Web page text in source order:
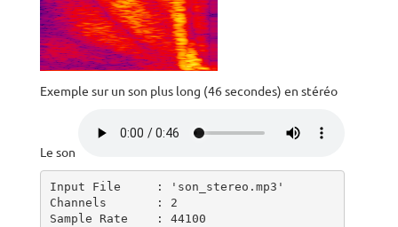
Exemple sur un son plus long (46 secondes) en stéréo
Le son
Input File     : 'son_stereo.mp3'
Channels       : 2
Sample Rate    : 44100